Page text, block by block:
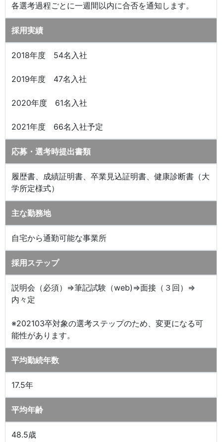
各選考過程ごとに一週間以内に合否を通知します。
採用実績
2018年度 54名入社
2019年度 47名入社
2020年度 61名入社
2021年度 66名入社予定
応募・選考時提出書類
履歴書、成績証明書、卒業見込証明書、健康診断書（大
学所定様式）
主な勤務地
自宅から通勤可能な事業所
採用ステップ
説明会（必須）⇒筆記試験（web)⇒面接（３回）⇒
内々定
※202103卒対象の選考ステップのため、変更になる可
能性があります。
平均勤続年数
17.5年
平均年齢
48.5歳